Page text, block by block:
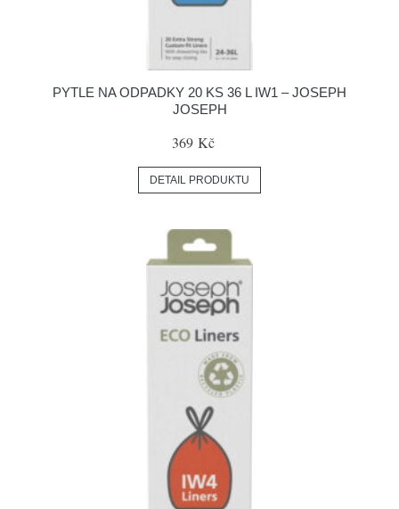
PYTLE NA ODPADKY 20 KS 36 L IW1 – JOSEPH
JOSEPH
369 Kč
DETAIL PRODUKTU